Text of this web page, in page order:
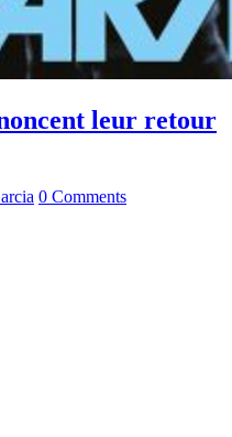
leur retour
0 Comments